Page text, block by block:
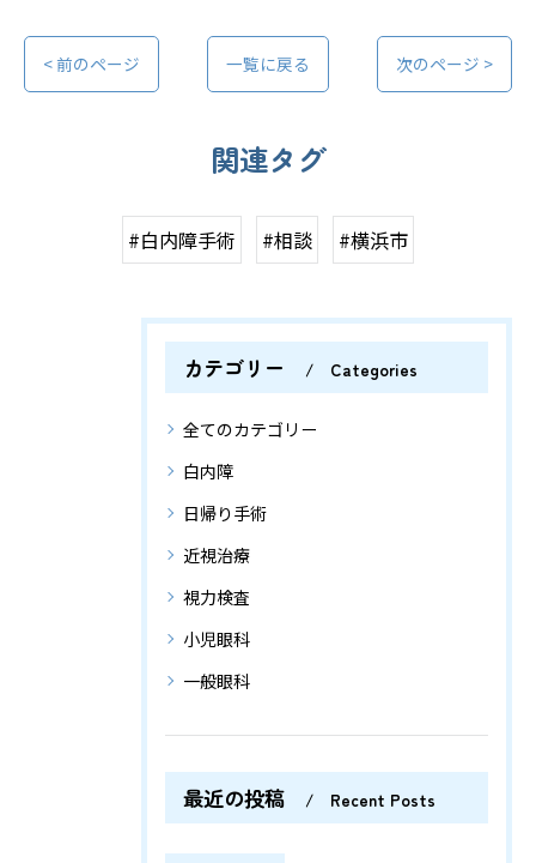
< 前のページ 一覧に戻る 次のページ >
関連タグ
#白内障手術 #相談 #横浜市
カテゴリー Categories
全てのカテゴリー
白内障
日帰り手術
近視治療
視力検査
小児眼科
一般眼科
最近の投稿 Recent Posts